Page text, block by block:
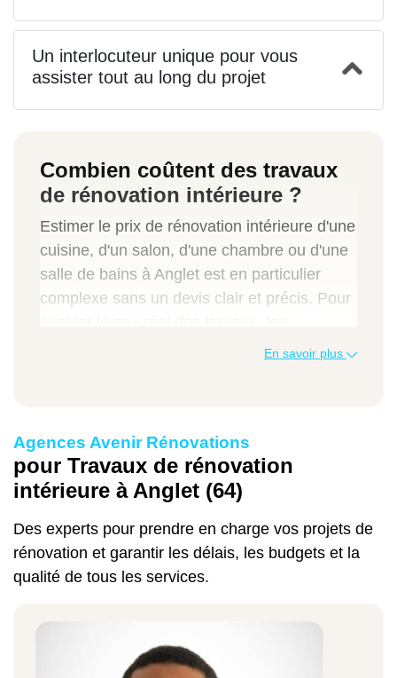
Un interlocuteur unique pour vous
assister tout au long du projet
Combien coûtent des travaux
de rénovation intérieure ?
Estimer le prix de rénovation intérieure d'une
cuisine, d'un salon, d'une chambre ou d'une
salle de bains à Anglet est en particulier
complexe sans un devis clair et précis. Pour
entreprises générales du bâtiment prennent
main-d'œuvre des artisans…
Servez-vous gratuitement de notre
simulateur de coût pour avoir une idée
précise du prix de la réfection intérieure de
votre salle de bains ou de votre cuisine en
seulement quelques clics.
En savoir plus
Agences Avenir Rénovations
pour Travaux de rénovation
intérieure à Anglet (64)
Des experts pour prendre en charge vos projets de
rénovation et garantir les délais, les budgets et la
qualité de tous les services.